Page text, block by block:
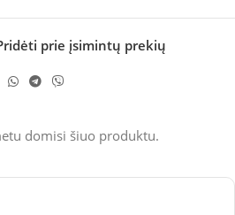
prie įsimintų prekių
domisi šiuo produktu.